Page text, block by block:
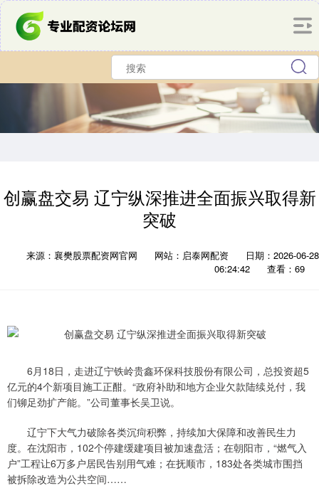
创赢盘交易 辽宁纵深推进全面振兴取得新
突破
来源：襄樊股票配资网官网 网站：启泰网配资
日期：2026-06-28
06:24:42
查看：69
6月18日，走进辽宁铁岭贵鑫环保科技股份有限公司，总投资超5
亿元的4个新项目施工正酣。“政府补助和地方企业欠款陆续兑付，我
们铆足劲扩产能。”公司董事长吴卫说。
辽宁下大气力破除各类沉疴积弊，持续加大保障和改善民生力
度。在沈阳市，102个停建缓建项目被加速盘活；在朝阳市，“燃气入
户”工程让6万多户居民告别用气难；在抚顺市，183处各类城市围挡
被拆除改造为公共空间……